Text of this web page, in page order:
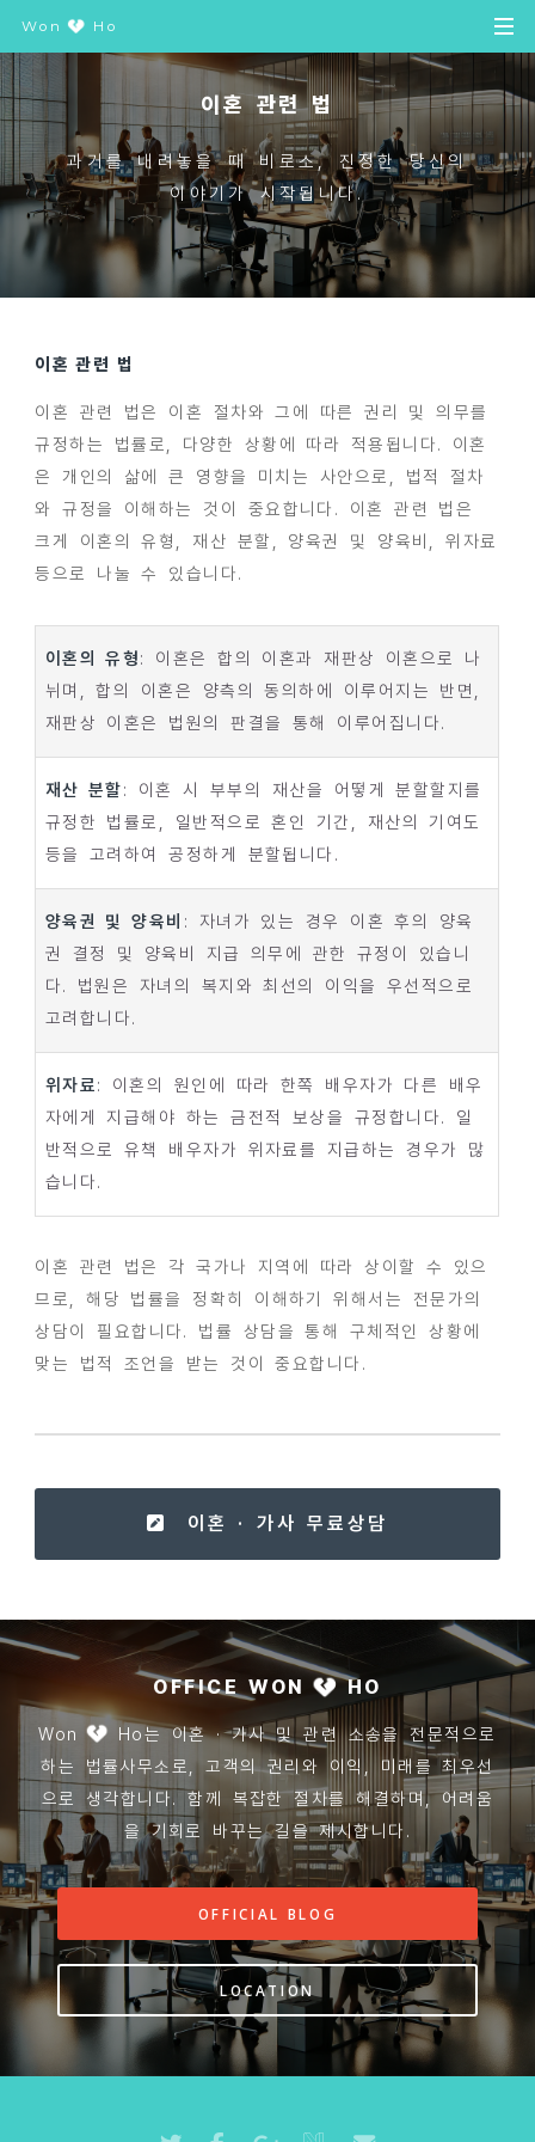
Won Ho
이혼 관련 법
과거를 내려놓을 때 비로소, 진정한 당신의
이야기가 시작됩니다.
이혼 관련 법
이혼 관련 법은 이혼 절차와 그에 따른 권리 및 의무를
규정하는 법률로, 다양한 상황에 따라 적용됩니다. 이혼
은 개인의 삶에 큰 영향을 미치는 사안으로, 법적 절차
와 규정을 이해하는 것이 중요합니다. 이혼 관련 법은
크게 이혼의 유형, 재산 분할, 양육권 및 양육비, 위자료
등으로 나눌 수 있습니다.
이혼의 유형: 이혼은 합의 이혼과 재판상 이혼으로 나
뉘며, 합의 이혼은 양측의 동의하에 이루어지는 반면,
재판상 이혼은 법원의 판결을 통해 이루어집니다.
재산 분할: 이혼 시 부부의 재산을 어떻게 분할할지를
규정한 법률로, 일반적으로 혼인 기간, 재산의 기여도
등을 고려하여 공정하게 분할됩니다.
양육권 및 양육비 : 자녀가 있는 경우 이혼 후의 양육
권 결정 및 양육비 지급 의무에 관한 규정이 있습니
다. 법원은 자녀의 복지와 최선의 이익을 우선적으로
고려합니다.
위자료: 이혼의 원인에 따라 한쪽 배우자가 다른 배우
자에게 지급해야 하는 금전적 보상을 규정합니다. 일
반적으로 유책 배우자가 위자료를 지급하는 경우가 많
습니다.
이혼 관련 법은 각 국가나 지역에 따라 상이할 수 있으
므로, 해당 법률을 정확히 이해하기 위해서는 전문가의
상담이 필요합니다. 법률 상담을 통해 구체적인 상황에
맞는 법적 조언을 받는 것이 중요합니다.
이혼 · 가사 무료상담
OFFICE WON HO
Won
Ho는 이혼 · 가사 및 관련 소송을 전문적으로
하는 법률사무소로, 고객의 권리와 이익, 미래를 최우선
으로 생각합니다. 함께 복잡한 절차를 해결하며, 어려움
을 기회로 바꾸는 길을 제시합니다.
OFFICIAL BLOG
LOCATION